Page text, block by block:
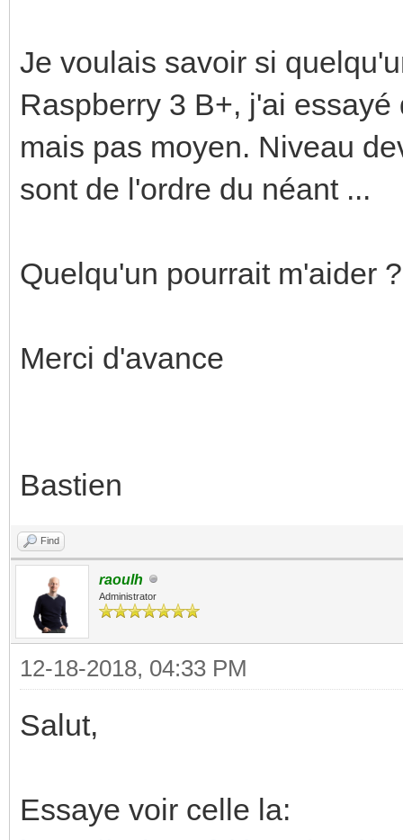
Je voulais savoir si
Raspberry 3 B+, j'ai
mais pas moyen. Niveau
sont de l'ordre du néant ...
Quelqu'un pourrait m'aider
Merci d'avance
Bastien
Find
raoulh
Administrator
12-18-2018, 04:33 PM
Salut,
Essaye voir celle la: